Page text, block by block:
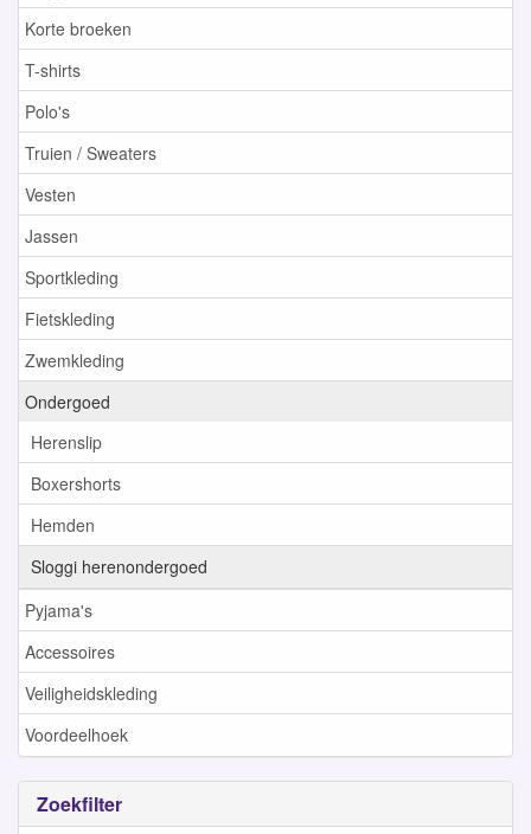
Korte broeken
T-shirts
Polo's
Truien / Sweaters
Vesten
Jassen
Sportkleding
Fietskleding
Zwemkleding
Ondergoed
Herenslip
Boxershorts
Hemden
Sloggi herenondergoed
Pyjama's
Accessoires
Veiligheidskleding
Voordeelhoek
Zoekfilter